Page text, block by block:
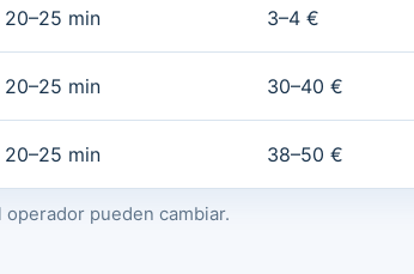
20–25 min 3–4 €
20–25 min 30–40 €
20–25 min 38–50 €
pueden cambiar.